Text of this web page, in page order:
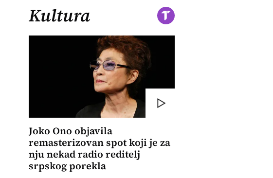
Kultura
Joko Ono objavila
remasterizovan spot koji je za
nju nekad radio reditelj
srpskog porekla